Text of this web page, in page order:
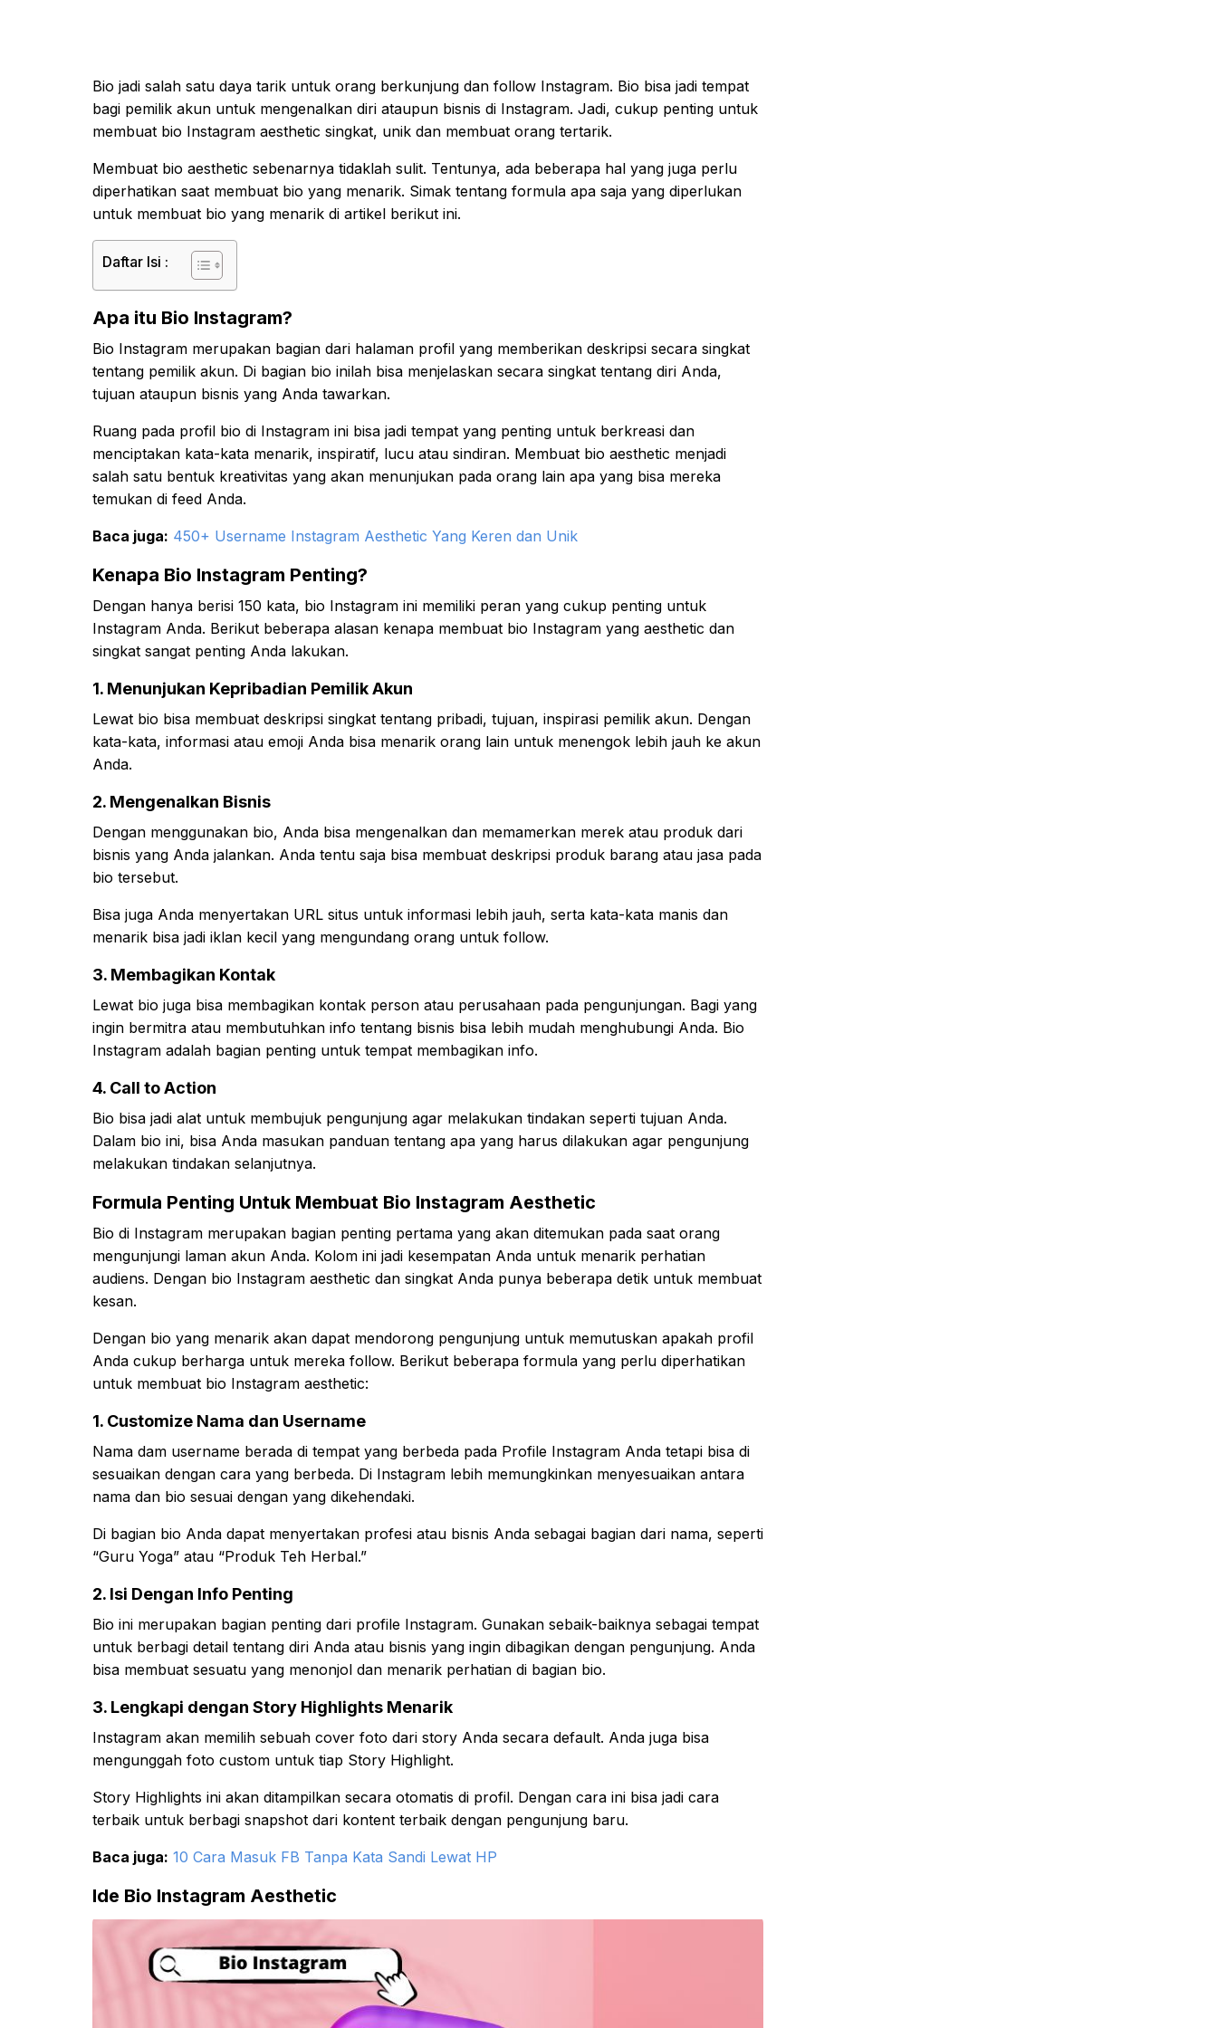
Bio jadi salah satu daya tarik untuk orang berkunjung dan follow Instagram. Bio bisa jadi tempat
bagi pemilik akun untuk mengenalkan diri ataupun bisnis di Instagram. Jadi, cukup penting untuk
membuat bio Instagram aesthetic singkat, unik dan membuat orang tertarik.
Membuat bio aesthetic sebenarnya tidaklah sulit. Tentunya, ada beberapa hal yang juga perlu
diperhatikan saat membuat bio yang menarik. Simak tentang formula apa saja yang diperlukan
untuk membuat bio yang menarik di artikel berikut ini.
Daftar Isi :
Apa itu Bio Instagram?
Bio Instagram merupakan bagian dari halaman profil yang memberikan deskripsi secara singkat
tentang pemilik akun. Di bagian bio inilah bisa menjelaskan secara singkat tentang diri Anda,
tujuan ataupun bisnis yang Anda tawarkan.
Ruang pada profil bio di Instagram ini bisa jadi tempat yang penting untuk berkreasi dan
menciptakan kata-kata menarik, inspiratif, lucu atau sindiran. Membuat bio aesthetic menjadi
salah satu bentuk kreativitas yang akan menunjukan pada orang lain apa yang bisa mereka
temukan di feed Anda.
Baca juga: 450+ Username Instagram Aesthetic Yang Keren dan Unik
Kenapa Bio Instagram Penting?
Dengan hanya berisi 150 kata, bio Instagram ini memiliki peran yang cukup penting untuk
Instagram Anda. Berikut beberapa alasan kenapa membuat bio Instagram yang aesthetic dan
singkat sangat penting Anda lakukan.
1. Menunjukan Kepribadian Pemilik Akun
Lewat bio bisa membuat deskripsi singkat tentang pribadi, tujuan, inspirasi pemilik akun. Dengan
kata-kata, informasi atau emoji Anda bisa menarik orang lain untuk menengok lebih jauh ke akun
Anda.
2. Mengenalkan Bisnis
Dengan menggunakan bio, Anda bisa mengenalkan dan memamerkan merek atau produk dari
bisnis yang Anda jalankan. Anda tentu saja bisa membuat deskripsi produk barang atau jasa pada
bio tersebut.
Bisa juga Anda menyertakan URL situs untuk informasi lebih jauh, serta kata-kata manis dan
menarik bisa jadi iklan kecil yang mengundang orang untuk follow.
3. Membagikan Kontak
Lewat bio juga bisa membagikan kontak person atau perusahaan pada pengunjungan. Bagi yang
ingin bermitra atau membutuhkan info tentang bisnis bisa lebih mudah menghubungi Anda. Bio
Instagram adalah bagian penting untuk tempat membagikan info.
4. Call to Action
Bio bisa jadi alat untuk membujuk pengunjung agar melakukan tindakan seperti tujuan Anda.
Dalam bio ini, bisa Anda masukan panduan tentang apa yang harus dilakukan agar pengunjung
melakukan tindakan selanjutnya.
Formula Penting Untuk Membuat Bio Instagram Aesthetic
Bio di Instagram merupakan bagian penting pertama yang akan ditemukan pada saat orang
mengunjungi laman akun Anda. Kolom ini jadi kesempatan Anda untuk menarik perhatian
audiens. Dengan bio Instagram aesthetic dan singkat Anda punya beberapa detik untuk membuat
kesan.
Dengan bio yang menarik akan dapat mendorong pengunjung untuk memutuskan apakah profil
Anda cukup berharga untuk mereka follow. Berikut beberapa formula yang perlu diperhatikan
untuk membuat bio Instagram aesthetic:
1. Customize Nama dan Username
Nama dam username berada di tempat yang berbeda pada Profile Instagram Anda tetapi bisa di
sesuaikan dengan cara yang berbeda. Di Instagram lebih memungkinkan menyesuaikan antara
nama dan bio sesuai dengan yang dikehendaki.
Di bagian bio Anda dapat menyertakan profesi atau bisnis Anda sebagai bagian dari nama, seperti
“Guru Yoga” atau “Produk Teh Herbal.”
2. Isi Dengan Info Penting
Bio ini merupakan bagian penting dari profile Instagram. Gunakan sebaik-baiknya sebagai tempat
untuk berbagi detail tentang diri Anda atau bisnis yang ingin dibagikan dengan pengunjung. Anda
bisa membuat sesuatu yang menonjol dan menarik perhatian di bagian bio.
3. Lengkapi dengan Story Highlights Menarik
Instagram akan memilih sebuah cover foto dari story Anda secara default. Anda juga bisa
mengunggah foto custom untuk tiap Story Highlight.
Story Highlights ini akan ditampilkan secara otomatis di profil. Dengan cara ini bisa jadi cara
terbaik untuk berbagi snapshot dari kontent terbaik dengan pengunjung baru.
Baca juga: 10 Cara Masuk FB Tanpa Kata Sandi Lewat HP
Ide Bio Instagram Aesthetic